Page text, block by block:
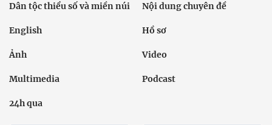
Dân tộc thiểu số và miền núi Nội dung chuyên đề
English Hồ sơ
Ảnh Video
Multimedia Podcast
24h qua